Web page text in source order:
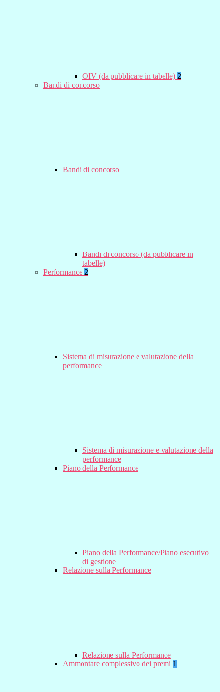
OIV (da pubblicare in tabelle) 2
Bandi di concorso
Bandi di concorso
Bandi di concorso (da pubblicare in
tabelle)
Performance 2
Sistema di misurazione e valutazione della
performance
Sistema di misurazione e valutazione della
performance
Piano della Performance
Piano della Performance/Piano esecutivo
di gestione
Relazione sulla Performance
Relazione sulla Performance
Ammontare complessivo dei premi 1